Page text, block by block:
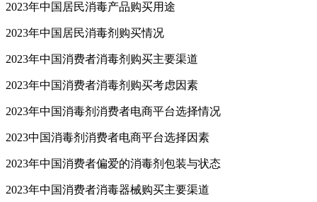
2023年中国居民消毒产品购买用途
2023年中国居民消毒剂购买情况
2023年中国消费者消毒剂购买主要渠道
2023年中国消费者消毒剂购买考虑因素
2023年中国消毒剂消费者电商平台选择情况
2023中国消毒剂消费者电商平台选择因素
2023年中国消费者偏爱的消毒剂包装与状态
2023年中国消费者消毒器械购买主要渠道